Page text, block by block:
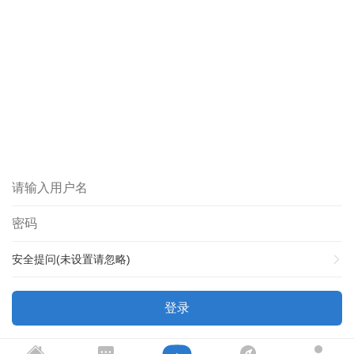
安全提问(未设置请忽略)
登录